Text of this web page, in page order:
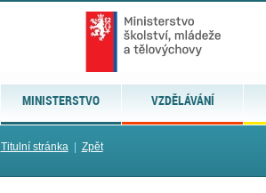
MINISTERSTVO VZDĚLÁVÁNÍ
Titulní stránka| Zpět